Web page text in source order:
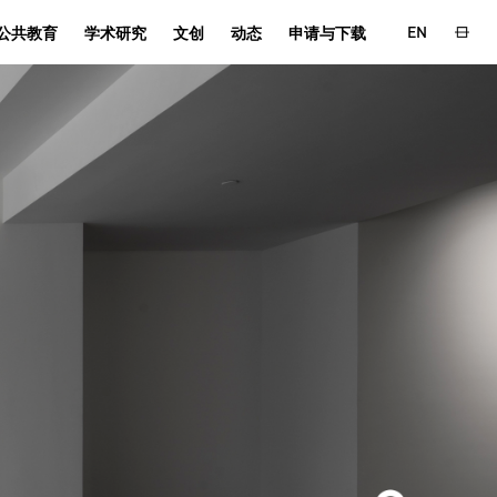
共教育 学术研究 文创 动态 申请与下载 EN